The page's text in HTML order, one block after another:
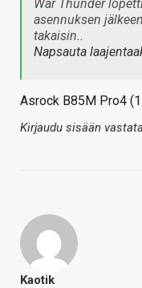
War Thunder
asennuksen
takaisin..
Napsauta
Asrock B85M Pro4
Kirjaudu sisään
Kaotik